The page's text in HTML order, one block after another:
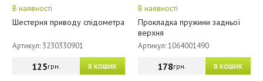
В наявності
Шестерня приводу спідометра
Артикул: 3230330901
В КОШИК
125грн.
В наявності
Прокладка пружини задньої
верхня
Артикул: 1064001490
В КОШИК
178грн.